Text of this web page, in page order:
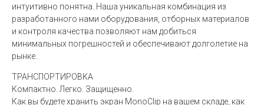
интуитивно понятна. Наша уникальная комбинация из
разработанного нами оборудования, отборных материалов
и контроля качества позволяют нам добиться
минимальных погрешностей и обеспечивают долголетие на
рынке..
ТРАНСПОРТИРОВКА
Компактно. Легко. Защищенно.
Как вы будете хранить экран MonoClip на вашем складе, как